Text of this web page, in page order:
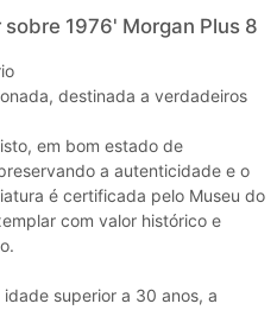
1976' Morgan Plus 8
destinada a verdadeiros
em bom estado de
a autenticidade e o
é certificada pelo Museu do
com valor histórico e
superior a 30 anos, a